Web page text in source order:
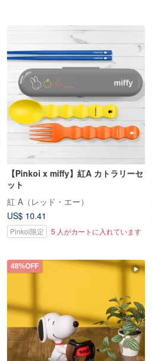
【Pinkoi x miffy】紅A カトラリーセ
ット
紅 A（レッド・エー）
US$ 10.41
Pinkoi限定 5 人がカートに入れています
48%OFF